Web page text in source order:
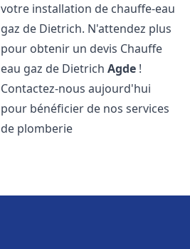
votre installation de chauffe-eau
gaz de Dietrich. N'attendez plus
pour obtenir un devis Chauffe
eau gaz de DietrichAgde !
Contactez-nous aujourd'hui
pour bénéficier de nos services
de plomberie